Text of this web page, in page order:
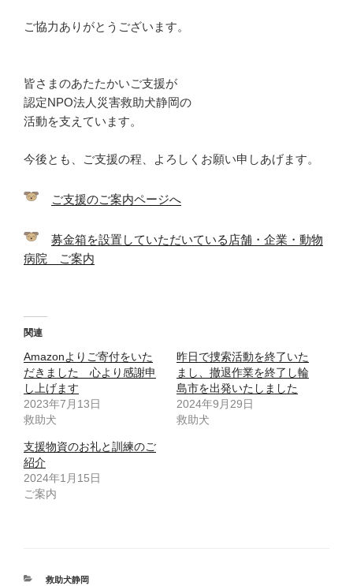
ご協力ありがとうございます。
皆さまのあたたかいご支援が
認定NPO法人災害救助犬静岡の
活動を支えています。
今後とも、ご支援の程、よろしくお願い申しあげます。
ご支援のご案内ページへ
募金箱を設置していただいている店舗・企業・動物
病院 ご案内
関連
Amazonよりご寄付をいた
だきました 心より感謝申
し上げます
2023年7月13日
救助犬
昨日で捜索活動を終了いた
まし、撤退作業を終了し輪
島市を出発いたしました
2024年9月29日
救助犬
支援物資のお礼と訓練のご
紹介
2024年1月15日
ご案内
カ
救助犬静岡